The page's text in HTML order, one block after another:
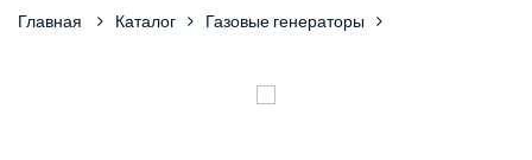
Главная Каталог Газовые генераторы